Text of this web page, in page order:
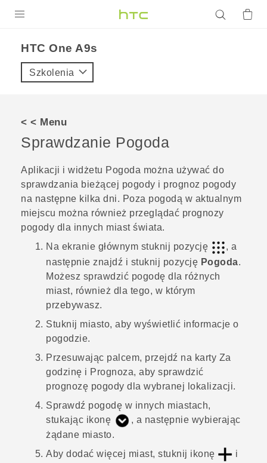
VIVE
POMOC TECHNICZNA
Urządzenia i akcesoria HTC
Zaloguj się
HTC One A9s‎
Szkolenia
< < Menu
Sprawdzanie Pogoda
Aplikacji i widżetu Pogoda można używać do
sprawdzania bieżącej pogody i prognoz pogody
na następne kilka dni. Poza pogodą w aktualnym
miejscu można również przeglądać prognozy
pogody dla innych miast świata.
Na ekranie głównym stuknij pozycję
, a
następnie znajdź i stuknij pozycję Pogoda.
Możesz sprawdzić pogodę dla różnych
miast, również dla tego, w którym
przebywasz.
Stuknij miasto, aby wyświetlić informacje o
pogodzie.
Przesuwając palcem, przejdź na karty Za
godzinę i Prognoza, aby sprawdzić
prognozę pogody dla wybranej lokalizacji.
Sprawdź pogodę w innych miastach,
stukając ikonę
, a następnie wybierając
żądane miasto.
Aby dodać więcej miast, stuknij ikonę
i